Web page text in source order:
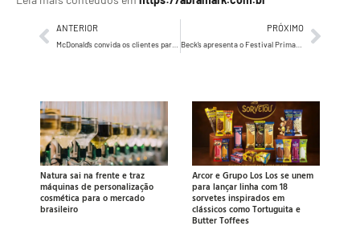
ANTERIOR PRÓXIMO
Beck’s apresenta o Festival Primavera Sound pela primeira vez no Brasil
Natura sai na frente e traz
máquinas de personalização
cosmética para o mercado
brasileiro
Arcor e Grupo Los Los se unem
para lançar linha com 18
sorvetes inspirados em
clássicos como Tortuguita e
Butter Toffees